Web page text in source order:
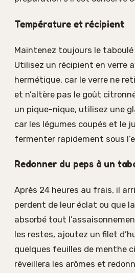
Température et récipient
Maintenez toujours le taboulé
Utilisez un récipient en verre
hermétique, car le verre ne
et n’altère pas le goût
un pique-nique, utilisez une
car les légumes coupés et le
fermenter rapidement sous
Redonner du peps à un
Après 24 heures au frais, il
perdent de leur éclat ou que
absorbé tout
les restes, ajoutez un filet
quelques feuilles de menthe
réveillera les arômes et